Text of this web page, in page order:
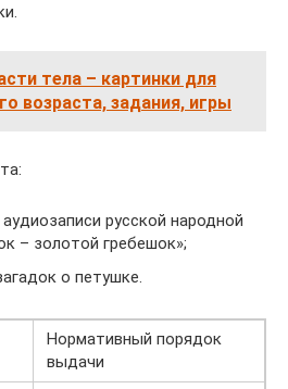
тела – картинки для
возраста, задания, игры
русской народной
– золотой гребешок»;
о петушке.
Нормативный порядок
выдачи